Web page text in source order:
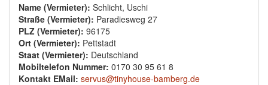
Name (Vermieter): Schlicht, Uschi
Straße (Vermieter): Paradiesweg 27
PLZ (Vermieter): 96175
Ort (Vermieter): Pettstadt
Staat (Vermieter): Deutschland
Mobiltelefon Nummer: 0170 30 95 61 8
Kontakt EMail: servus@tinyhouse-bamberg.de